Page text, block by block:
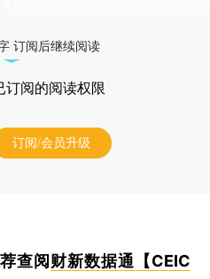
订阅后继续阅读
订阅的阅读权限
订阅/会员升级
查阅财新数据通【CEIC